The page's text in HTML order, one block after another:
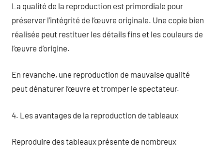
La qualité de la reproduction est primordiale pour
préserver l’intégrité de l’œuvre originale. Une copie bien
réalisée peut restituer les détails fins et les couleurs de
l’œuvre d’origine.
En revanche, une reproduction de mauvaise qualité
peut dénaturer l’œuvre et tromper le spectateur.
4. Les avantages de la reproduction de tableaux
Reproduire des tableaux présente de nombreux